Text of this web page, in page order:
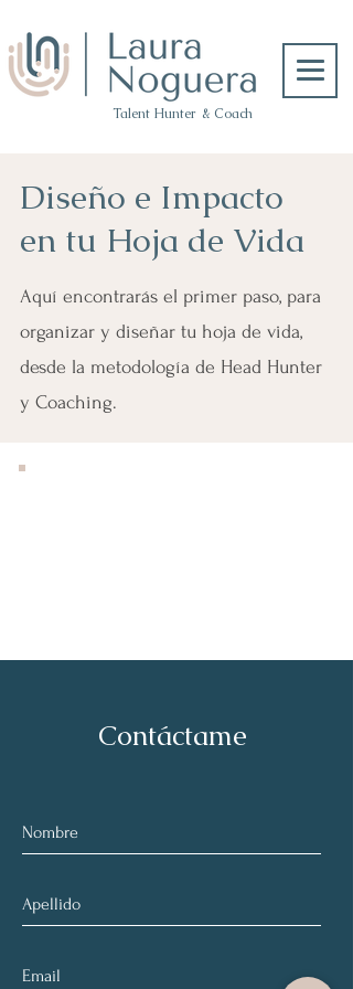
Talent Hunter & Coach
Diseño e Impacto
en tu Hoja de Vida
Aquí encontrarás el primer paso, para
organizar y diseñar tu hoja de vida,
desde la metodología de Head Hunter
y Coaching.
Contáctame